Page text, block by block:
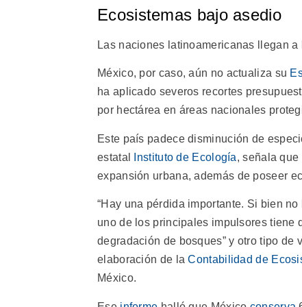
Ecosistemas bajo asedio
Las naciones latinoamericanas llegan
México, por caso, aún no actualiza su
ha aplicado severos recortes
por hectárea en áreas nacionales
Este país padece disminución de
estatal
Instituto de Ecología, señala
expansión urbana, además de poseer
“Hay una pérdida importante. Si bien
uno de los principales impulsores tiene
degradación de bosques” y otro tipo
elaboración de laContabilidad de
México.